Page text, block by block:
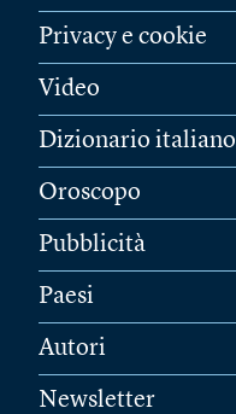
Privacy e cookie
Video
Dizionario italiano
Oroscopo
Pubblicità
Paesi
Autori
Newsletter